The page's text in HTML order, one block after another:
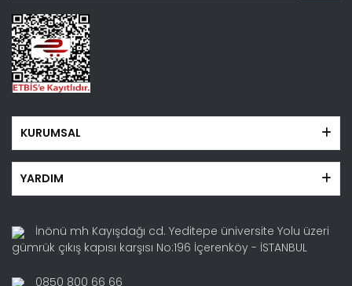
KURUMSAL
YARDIM
İnönü mh Kayışdağı cd. Yeditepe üniversite Yolu üzeri
gümrük çıkış kapısı karşısı No:196 İçerenköy - İSTANBUL
0850 800 66 66